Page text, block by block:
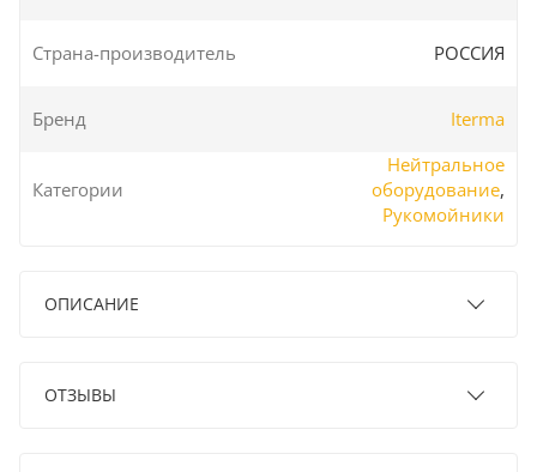
Страна-производитель РОССИЯ
Бренд Iterma
Категории
Нейтральное
оборудование,
Рукомойники
ОПИСАНИЕ
ОТЗЫВЫ